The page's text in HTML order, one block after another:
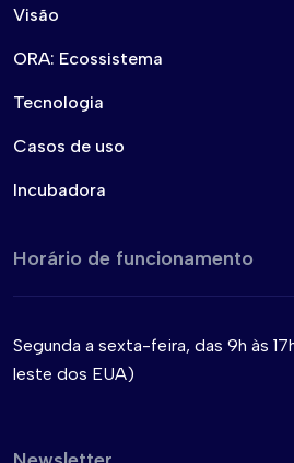
Visão
ORA: Ecossistema
Tecnologia
Casos de uso
Incubadora
Horário de funcionamento
Segunda a sexta-feira, das 9h às
leste dos EUA)